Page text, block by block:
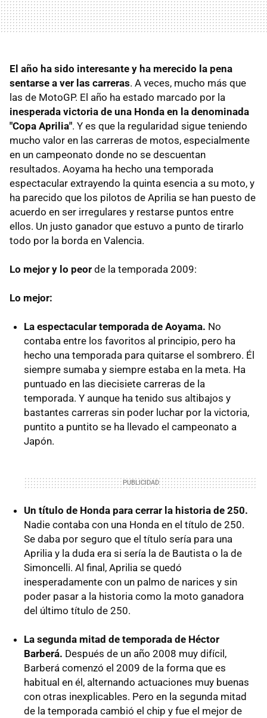
El año ha sido interesante y ha merecido la pena
sentarse a ver las carreras. A veces, mucho más que
las de MotoGP. El año ha estado marcado por la
inesperada victoria de una Honda en la denominada
"Copa Aprilia". Y es que la regularidad sigue teniendo
mucho valor en las carreras de motos, especialmente
en un campeonato donde no se descuentan
resultados. Aoyama ha hecho una temporada
espectacular extrayendo la quinta esencia a su moto, y
ha parecido que los pilotos de Aprilia se han puesto de
acuerdo en ser irregulares y restarse puntos entre
ellos. Un justo ganador que estuvo a punto de tirarlo
todo por la borda en Valencia.
Lo mejor y lo peor de la temporada 2009:
Lo mejor:
La espectacular temporada de Aoyama. No
contaba entre los favoritos al principio, pero ha
hecho una temporada para quitarse el sombrero. Él
siempre sumaba y siempre estaba en la meta. Ha
puntuado en las diecisiete carreras de la
temporada. Y aunque ha tenido sus altibajos y
bastantes carreras sin poder luchar por la victoria,
puntito a puntito se ha llevado el campeonato a
Japón.
Un título de Honda para cerrar la historia de 250.
Nadie contaba con una Honda en el título de 250.
Se daba por seguro que el título sería para una
Aprilia y la duda era si sería la de Bautista o la de
Simoncelli. Al final, Aprilia se quedó
inesperadamente con un palmo de narices y sin
poder pasar a la historia como la moto ganadora
del último título de 250.
La segunda mitad de temporada de Héctor
Barberá. Después de un año 2008 muy difícil,
Barberá comenzó el 2009 de la forma que es
habitual en él, alternando actuaciones muy buenas
con otras inexplicables. Pero en la segunda mitad
de la temporada cambió el chip y fue el mejor de